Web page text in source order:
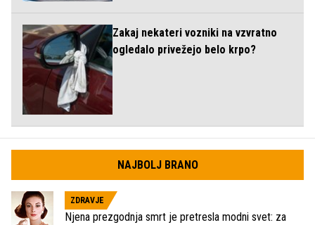
Zakaj nekateri vozniki na vzvratno
ogledalo privežejo belo krpo?
NAJBOLJ BRANO
ZDRAVJE
Njena prezgodnja smrt je pretresla modni svet: za